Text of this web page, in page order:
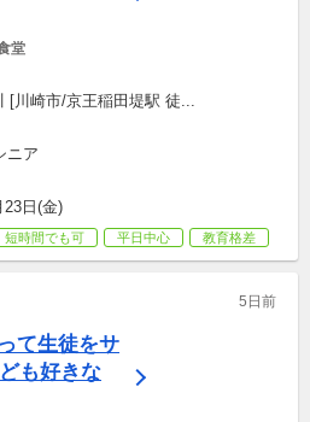
堂
川崎市/京王稲田堤駅 徒...
ニア
23日(金)
短時間でも可 平日中心 教育格差
5日前
て生徒をサ
も好きな